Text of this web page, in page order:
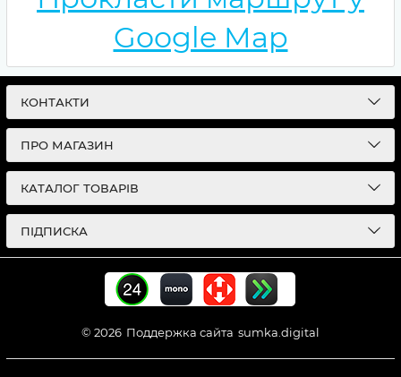
Google Map
КОНТАКТИ
ПРО МАГАЗИН
КАТАЛОГ ТОВАРІВ
ПІДПИСКА
© 2026 Поддержка сайта sumka.digital